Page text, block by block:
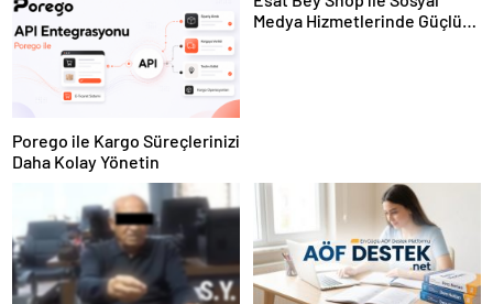
Porego ile Kargo Süreçlerinizi
Daha Kolay Yönetin
Medya Hizmetlerinde Güçlü